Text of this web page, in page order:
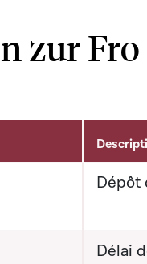
zur Fro
Dépôt
Délai